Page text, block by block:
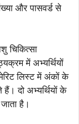
और पासवर्ड से
चिकित्सा
में अभ्यर्थियों
लिस्ट में अंकों के
हैं। दो अभ्यर्थियों के
है।